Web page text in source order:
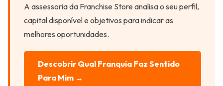
A assessoria da Franchise Store analisa o seu perfil,
capital disponível e objetivos para indicar as
melhores oportunidades.
Descobrir Qual Franquia Faz Sentido
Para Mim →